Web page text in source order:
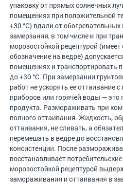
упаковку от прямых солнечных
помещениях при положительной
+30 °С) вдали от
замерзания, в том числе и при
морозостойкой рецептурой
обозначение на ведре)
помещениях и транспортировать
до +30 °С. При замерзании
работ не ускорять ее оттаивание
приборов или горячей воды — это
продукта. Размораживать при
полного оттаивания. Жидкость,
оттаивания, не сливать, а
перемешать в ведре до
консистенции. После
восстанавливает
морозостойкой рецептурой
замораживания и оттаивания в